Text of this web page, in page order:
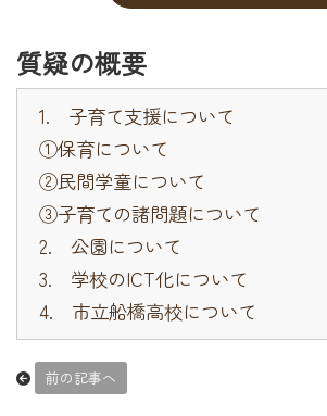
質疑の概要
1. 子育て支援について
①保育について
②民間学童について
③子育ての諸問題について
2. 公園について
3. 学校のICT化について
4. 市立船橋高校について
前の記事へ